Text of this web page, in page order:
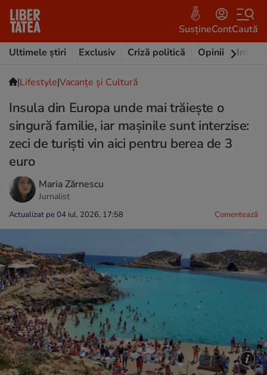
SusțineContCaută
Ultimele știri
Exclusiv Criză politică Opinii
|Lifestyle|Vacanțe și Cultură
Insula din Europa unde mai trăiește o
singură familie, iar mașinile sunt interzise:
zeci de turiști vin aici pentru berea de 3
euro
Maria Zărnescu
Jurnalist
Actualizat pe 04 iul. 2026, 17:58 Comentează